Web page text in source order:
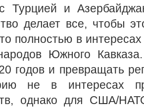
Турцией и
делает все, чтобы
полностью в
Южного
годов и превращать
не в интересах
однако для США/